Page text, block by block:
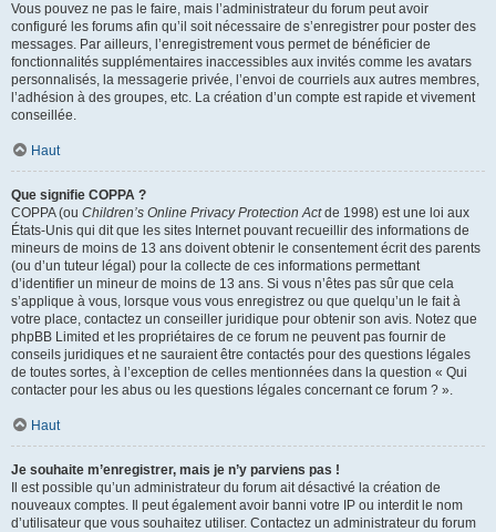
Vous pouvez ne pas le faire, mais l’administrateur du forum peut avoir
configuré les forums afin qu’il soit nécessaire de s’enregistrer pour poster des
messages. Par ailleurs, l’enregistrement vous permet de bénéficier de
fonctionnalités supplémentaires inaccessibles aux invités comme les avatars
personnalisés, la messagerie privée, l’envoi de courriels aux autres membres,
l’adhésion à des groupes, etc. La création d’un compte est rapide et vivement
conseillée.
Haut
Que signifie COPPA ?
COPPA (ou Children’s Online Privacy Protection Actde 1998) est une loi aux
États-Unis qui dit que les sites Internet pouvant recueillir des informations de
mineurs de moins de 13 ans doivent obtenir le consentement écrit des parents
(ou d’un tuteur légal) pour la collecte de ces informations permettant
d’identifier un mineur de moins de 13 ans. Si vous n’êtes pas sûr que cela
s’applique à vous, lorsque vous vous enregistrez ou que quelqu’un le fait à
votre place, contactez un conseiller juridique pour obtenir son avis. Notez que
phpBB Limited et les propriétaires de ce forum ne peuvent pas fournir de
conseils juridiques et ne sauraient être contactés pour des questions légales
de toutes sortes, à l’exception de celles mentionnées dans la question « Qui
contacter pour les abus ou les questions légales concernant ce forum ? ».
Haut
Je souhaite m’enregistrer, mais je n’y parviens pas !
Il est possible qu’un administrateur du forum ait désactivé la création de
nouveaux comptes. Il peut également avoir banni votre IP ou interdit le nom
d’utilisateur que vous souhaitez utiliser. Contactez un administrateur du forum